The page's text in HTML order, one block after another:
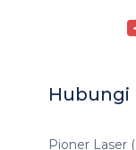
Hubungi
Pioner Laser